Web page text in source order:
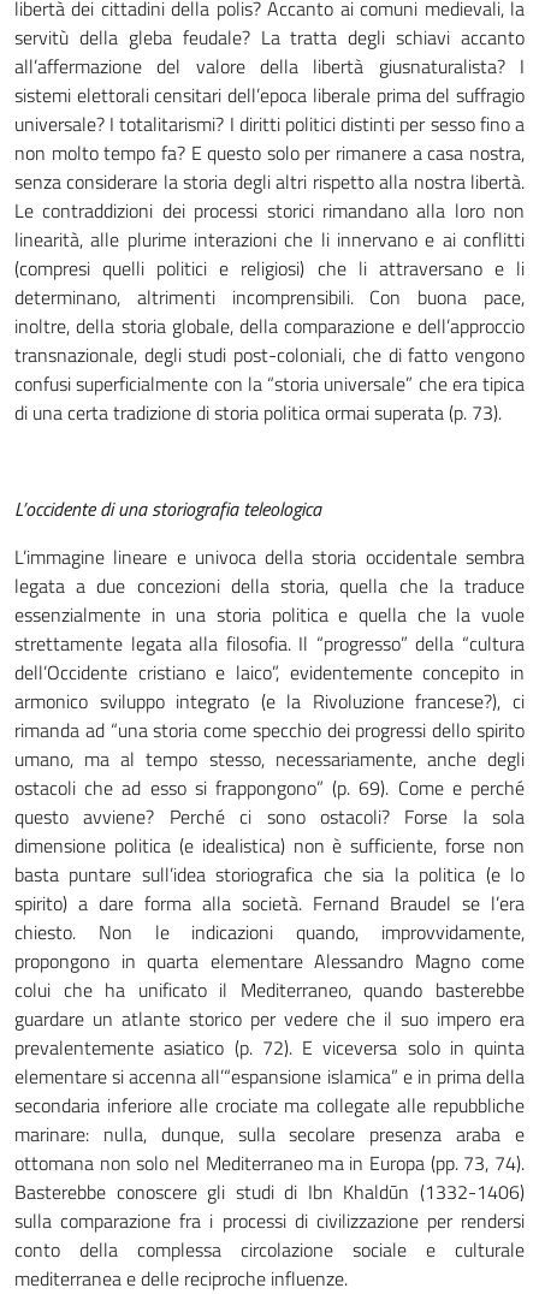
libertà dei cittadini della polis? Accanto ai comuni medievali, la
servitù della gleba feudale? La tratta degli schiavi accanto
all’affermazione del valore della libertà giusnaturalista? I
sistemi elettorali censitari dell’epoca liberale prima del suffragio
universale? I totalitarismi? I diritti politici distinti per sesso fino a
non molto tempo fa? E questo solo per rimanere a casa nostra,
senza considerare la storia degli altri rispetto alla nostra libertà.
Le contraddizioni dei processi storici rimandano alla loro non
linearità, alle plurime interazioni che li innervano e ai conflitti
(compresi quelli politici e religiosi) che li attraversano e li
determinano, altrimenti incomprensibili. Con buona pace,
inoltre, della storia globale, della comparazione e dell’approccio
transnazionale, degli studi post-coloniali, che di fatto vengono
confusi superficialmente con la “storia universale” che era tipica
di una certa tradizione di storia politica ormai superata (p. 73).
L’occidente di una storiografia teleologica
L’immagine lineare e univoca della storia occidentale sembra
legata a due concezioni della storia, quella che la traduce
essenzialmente in una storia politica e quella che la vuole
strettamente legata alla filosofia. Il “progresso” della “cultura
dell’Occidente cristiano e laico”, evidentemente concepito in
armonico sviluppo integrato (e la Rivoluzione francese?), ci
rimanda ad “una storia come specchio dei progressi dello spirito
umano, ma al tempo stesso, necessariamente, anche degli
ostacoli che ad esso si frappongono” (p. 69). Come e perché
questo avviene? Perché ci sono ostacoli? Forse la sola
dimensione politica (e idealistica) non è sufficiente, forse non
basta puntare sull’idea storiografica che sia la politica (e lo
spirito) a dare forma alla società. Fernand Braudel se l’era
chiesto. Non le indicazioni quando, improvvidamente,
propongono in quarta elementare Alessandro Magno come
colui che ha unificato il Mediterraneo, quando basterebbe
guardare un atlante storico per vedere che il suo impero era
prevalentemente asiatico (p. 72). E viceversa solo in quinta
elementare si accenna all’“espansione islamica” e in prima della
secondaria inferiore alle crociate ma collegate alle repubbliche
marinare: nulla, dunque, sulla secolare presenza araba e
ottomana non solo nel Mediterraneo ma in Europa (pp. 73, 74).
Basterebbe conoscere gli studi di Ibn Khaldūn (1332-1406)
sulla comparazione fra i processi di civilizzazione per rendersi
conto della complessa circolazione sociale e culturale
mediterranea e delle reciproche influenze.